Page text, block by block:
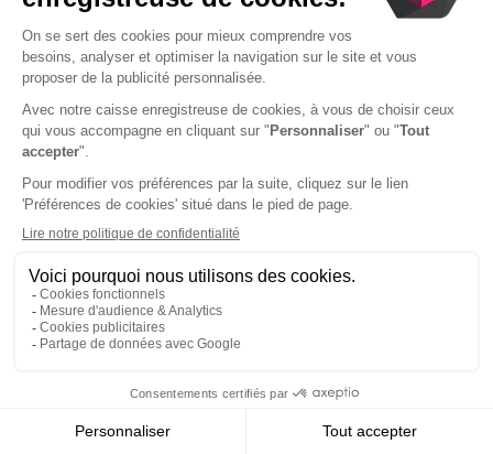
Avec l’offre Toporder by, nous avons le plaisir de
vousoffrir le TPE myPOS Go 2comme solution de
secours, avec un
personnalisépour la création de votre compte
myPOS.